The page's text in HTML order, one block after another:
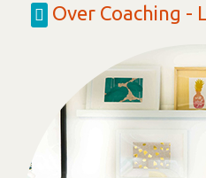
Over Coaching -